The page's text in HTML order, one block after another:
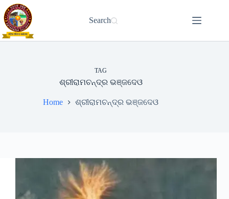
Skip
to
content
Search
TAG
ଶ୍ରୀରାମଚନ୍ଦ୍ର ଭଞ୍ଜଦେଓ
Home ଶ୍ରୀରାମଚନ୍ଦ୍ର ଭଞ୍ଜଦେଓ